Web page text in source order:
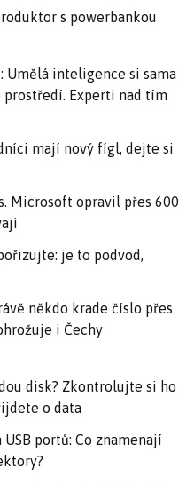
s powerbankou
Umělá inteligence si sama
prostředí. Experti nad tím
mají nový fígl, dejte si
Microsoft opravil přes 600
je to podvod,
někdo krade číslo přes
i Čechy
disk? Zkontrolujte si ho
o data
portů: Co znamenají